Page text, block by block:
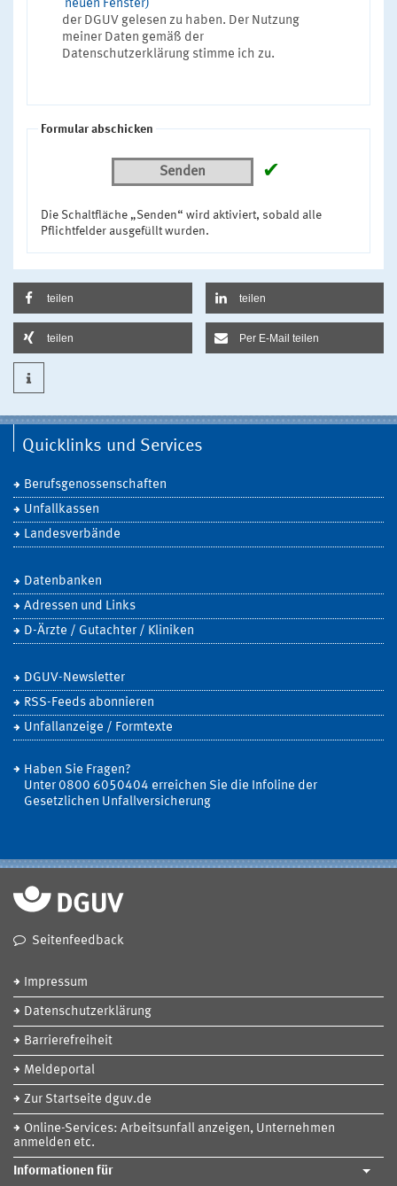
neuen Fenster)
der DGUV gelesen zu haben. Der Nutzung
meiner Daten gemäß der
Datenschutzerklärung stimme ich zu.
Formular abschicken
Senden ✔
Die Schaltfläche „Senden“ wird aktiviert, sobald alle
Pflichtfelder ausgefüllt wurden.
teilen teilen
teilen Per E-Mail teilen
Quicklinks und Services
Berufsgenossenschaften
Unfallkassen
Landesverbände
Datenbanken
Adressen und Links
D-Ärzte / Gutachter / Kliniken
DGUV-Newsletter
RSS-Feeds abonnieren
Unfallanzeige / Formtexte
Haben Sie Fragen?
Unter 0800 6050404 erreichen Sie die Infoline der
Gesetzlichen Unfallversicherung
Seitenfeedback
Impressum
Datenschutzerklärung
Barrierefreiheit
Meldeportal
Zur Startseite dguv.de
Online-Services: Arbeitsunfall anzeigen, Unternehmen
anmelden etc.
Informationen für